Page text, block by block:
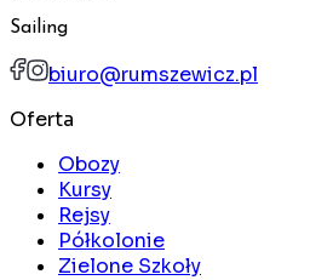
Sailing
biuro@rumszewicz.pl
Oferta
Obozy
Kursy
Rejsy
Półkolonie
Zielone Szkoły